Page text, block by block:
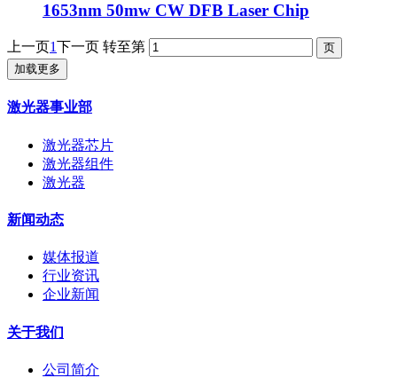
1653nm 50mw CW DFB Laser Chip
上一页1下一页 转至第
加载更多
激光器事业部
激光器芯片
激光器组件
激光器
新闻动态
媒体报道
行业资讯
企业新闻
关于我们
公司简介